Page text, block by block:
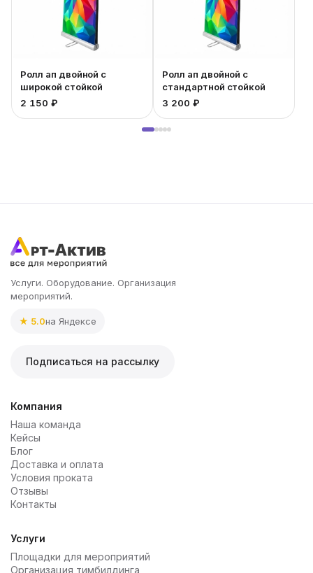
Ролл ап двойной с
широкой стойкой
2 150 ₽
Ролл ап двойной с
стандартной стойкой
3 200 ₽
Услуги. Оборудование. Организация
мероприятий.
★ 5.0на Яндексе
Подписаться на рассылку
Компания
Наша команда
Кейсы
Блог
Доставка и оплата
Условия проката
Отзывы
Контакты
Услуги
Площадки для мероприятий
Организация тимбилдинга